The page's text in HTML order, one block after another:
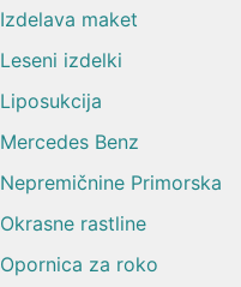
Izdelava maket
Leseni izdelki
Liposukcija
Mercedes Benz
Nepremičnine Primorska
Okrasne rastline
Opornica za roko